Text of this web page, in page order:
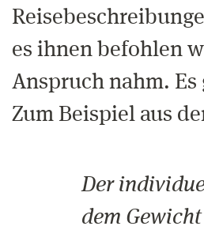
es ihnen befohlen
Anspruch nahm.
Zum Beispiel aus
Der
dem